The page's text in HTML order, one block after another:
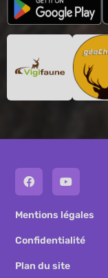
Mentions légales
Confidentialité
Plan du site